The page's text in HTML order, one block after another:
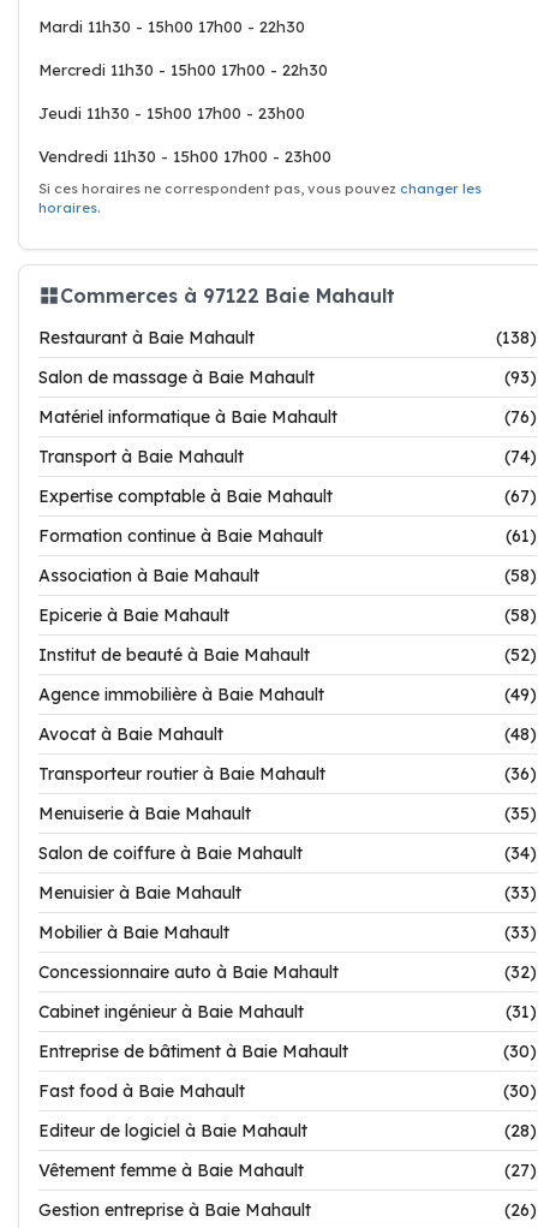
Mardi 11h30 - 15h00 17h00 - 22h30
Mercredi 11h30 - 15h00 17h00 - 22h30
Jeudi 11h30 - 15h00 17h00 - 23h00
Vendredi 11h30 - 15h00 17h00 - 23h00
Si ces horaires ne correspondent pas, vous pouvez changer les
horaires.
Commerces à 97122 Baie Mahault
Restaurant à Baie Mahault
(138)
Salon de massage à Baie Mahault
(93)
Matériel informatique à Baie Mahault
(76)
Transport à Baie Mahault
(74)
Expertise comptable à Baie Mahault
(67)
Formation continue à Baie Mahault
(61)
Association à Baie Mahault
(58)
Epicerie à Baie Mahault
(58)
Institut de beauté à Baie Mahault
(52)
Agence immobilière à Baie Mahault
(49)
Avocat à Baie Mahault
(48)
Transporteur routier à Baie Mahault
(36)
Menuiserie à Baie Mahault
(35)
Salon de coiffure à Baie Mahault
(34)
Menuisier à Baie Mahault
(33)
Mobilier à Baie Mahault
(33)
Concessionnaire auto à Baie Mahault
(32)
Cabinet ingénieur à Baie Mahault
(31)
Entreprise de bâtiment à Baie Mahault
(30)
Fast food à Baie Mahault
(30)
Editeur de logiciel à Baie Mahault
(28)
Vêtement femme à Baie Mahault
(27)
Gestion entreprise à Baie Mahault
(26)